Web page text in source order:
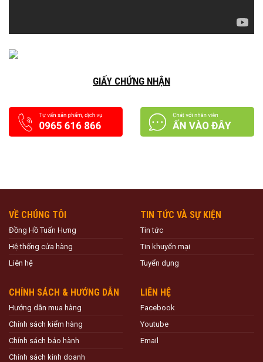
GIẤY CHỨNG NHẬN
VỀ CHÚNG TÔI
Đồng Hồ Tuấn Hưng
Hệ thống cửa hàng
Liên hệ
TIN TỨC VÀ SỰ KIỆN
Tin tức
Tin khuyến mại
Tuyển dụng
CHÍNH SÁCH & HƯỚNG DẪN
Hướng dẫn mua hàng
Chính sách kiểm hàng
Chính sách bảo hành
Chính sách kinh doanh
LIÊN HỆ
Facebook
Youtube
Email